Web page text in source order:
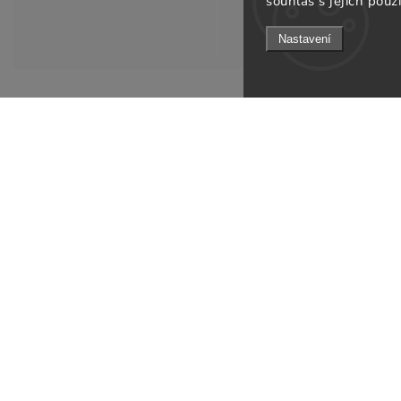
Nastavení